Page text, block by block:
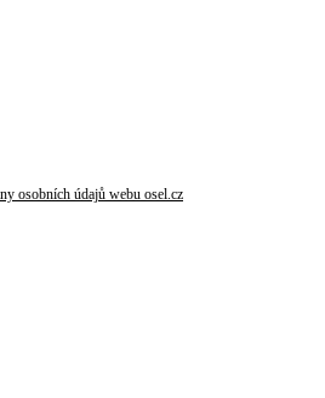
osobních údajů webu osel.cz